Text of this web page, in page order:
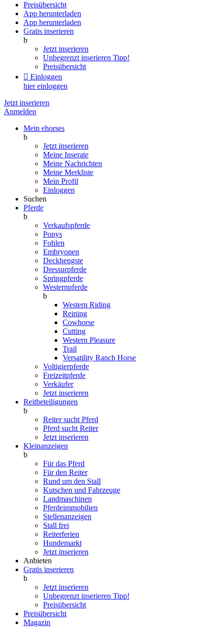
Preisübersicht
App herunterladen
App herunterladen
Gratis inserieren
b
Jetzt inserieren
Unbegrenzt inserieren Tipp!
Preisübersicht
 Einloggen
hier einloggen
Jetzt inserieren
Anmelden
Mein ehorses
b
Jetzt inserieren
Meine Inserate
Meine Nachrichten
Meine Merkliste
Mein Profil
Einloggen
Suchen
Pferde
b
Verkaufspferde
Ponys
Fohlen
Embryonen
Deckhengste
Dressurpferde
Springpferde
Westernpferde
b
Western Riding
Reining
Cowhorse
Cutting
Western Pleasure
Trail
Versatility Ranch Horse
Voltigierpferde
Freizeitpferde
Verkäufer
Jetzt inserieren
Reitbeteiligungen
b
Reiter sucht Pferd
Pferd sucht Reiter
Jetzt inserieren
Kleinanzeigen
b
Für das Pferd
Für den Reiter
Rund um den Stall
Kutschen und Fahrzeuge
Landmaschinen
Pferdeimmobilien
Stellenanzeigen
Stall frei
Reiterferien
Hundemarkt
Jetzt inserieren
Anbieten
Gratis inserieren
b
Jetzt inserieren
Unbegrenzt inserieren Tipp!
Preisübersicht
Preisübersicht
Magazin